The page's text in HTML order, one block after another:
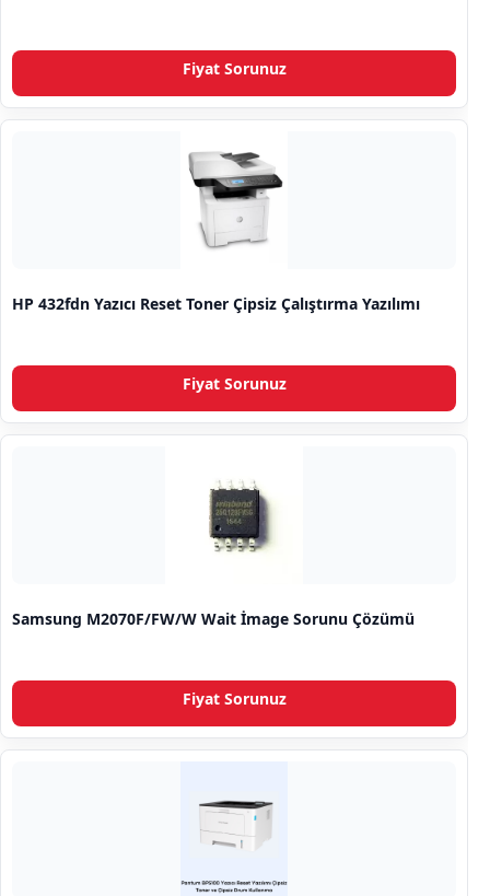
Fiyat Sorunuz
HP 432fdn Yazıcı Reset Toner Çipsiz Çalıştırma Yazılımı
Fiyat Sorunuz
Samsung M2070F/FW/W Wait İmage Sorunu Çözümü
Fiyat Sorunuz